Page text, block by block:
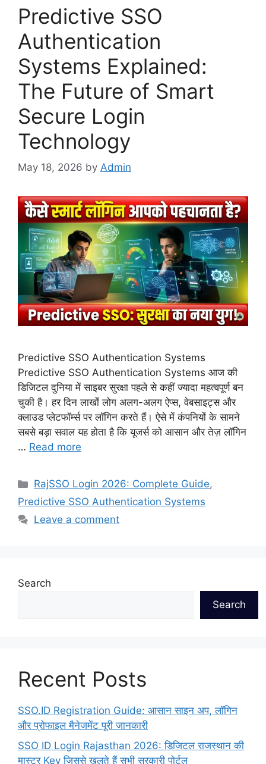
Predictive SSO
Authentication
Systems Explained:
The Future of Smart
Secure Login
Technology
May 18, 2026 by Admin
Predictive SSO Authentication Systems
Predictive SSO Authentication Systems आज की
डिजिटल दुनिया में साइबर सुरक्षा पहले से कहीं ज्यादा महत्वपूर्ण बन
चुकी है। हर दिन लाखों लोग अलग-अलग ऐप्स, वेबसाइट्स और
क्लाउड प्लेटफॉर्म्स पर लॉगिन करते हैं। ऐसे में कंपनियों के सामने
सबसे बड़ा सवाल यह होता है कि यूजर्स को आसान और तेज़ लॉगिन
… Read more
Categories
RajSSO Login 2026: Complete Guide,
Predictive SSO Authentication Systems
Leave a comment
Search
Search
Recent Posts
SSO.ID Registration Guide: आसान साइन अप, लॉगिन
और प्रोफाइल मैनेजमेंट पूरी जानकारी
SSO ID Login Rajasthan 2026: डिजिटल राजस्थान की
मास्टर Key जिससे खुलते हैं सभी सरकारी पोर्टल